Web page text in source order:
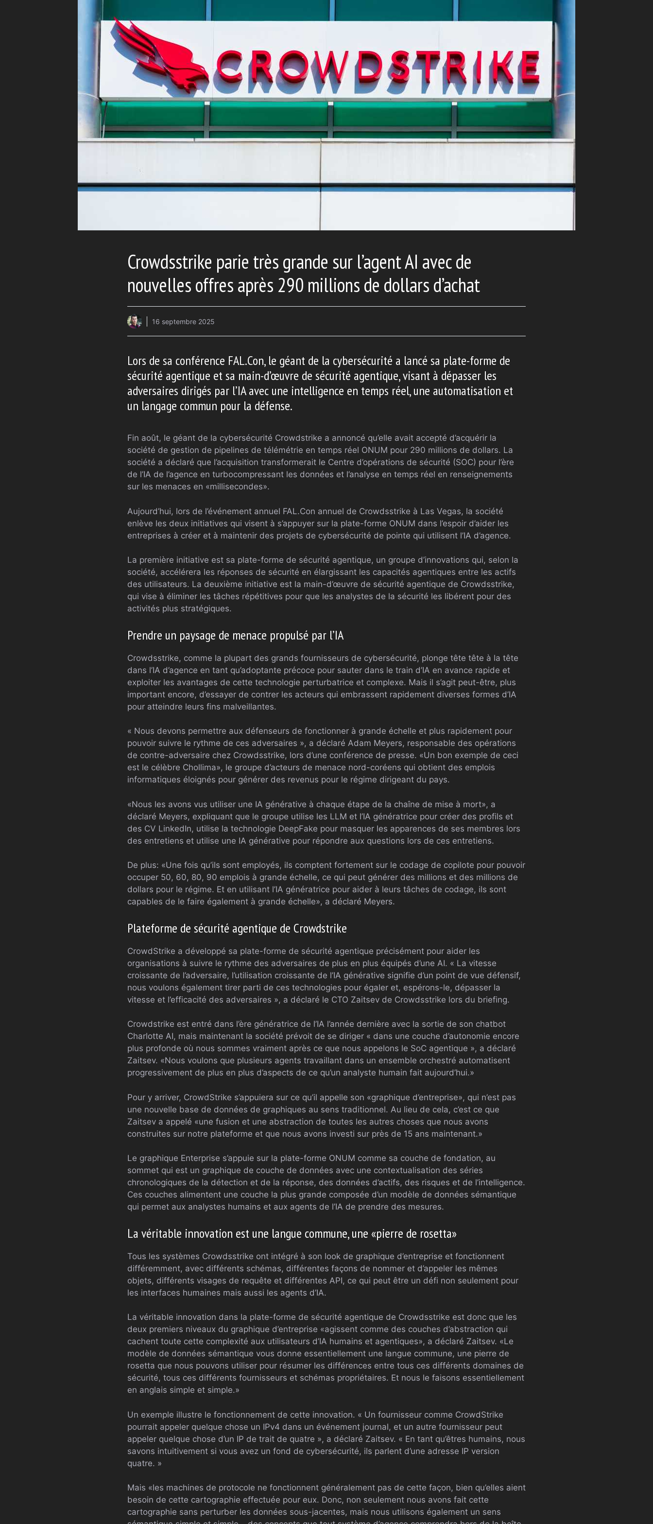
Crowdsstrike parie très grande sur l’agent AI avec de
nouvelles offres après 290 millions de dollars d’achat
16 septembre 2025
Lors de sa conférence FAL.Con, le géant de la cybersécurité a lancé sa plate-forme de
sécurité agentique et sa main-d’œuvre de sécurité agentique, visant à dépasser les
adversaires dirigés par l’IA avec une intelligence en temps réel, une automatisation et
un langage commun pour la défense.
Fin août, le géant de la cybersécurité Crowdstrike a annoncé qu’elle avait accepté d’acquérir la
société de gestion de pipelines de télémétrie en temps réel ONUM pour 290 millions de dollars. La
société a déclaré que l’acquisition transformerait le Centre d’opérations de sécurité (SOC) pour l’ère
de l’IA de l’agence en turbocompressant les données et l’analyse en temps réel en renseignements
sur les menaces en «millisecondes».
Aujourd’hui, lors de l’événement annuel FAL.Con annuel de Crowdsstrike à Las Vegas, la société
enlève les deux initiatives qui visent à s’appuyer sur la plate-forme ONUM dans l’espoir d’aider les
entreprises à créer et à maintenir des projets de cybersécurité de pointe qui utilisent l’IA d’agence.
La première initiative est sa plate-forme de sécurité agentique, un groupe d’innovations qui, selon la
société, accélérera les réponses de sécurité en élargissant les capacités agentiques entre les actifs
des utilisateurs. La deuxième initiative est la main-d’œuvre de sécurité agentique de Crowdsstrike,
qui vise à éliminer les tâches répétitives pour que les analystes de la sécurité les libérent pour des
activités plus stratégiques.
Prendre un paysage de menace propulsé par l’IA
Crowdsstrike, comme la plupart des grands fournisseurs de cybersécurité, plonge tête tête à la tête
dans l’IA d’agence en tant qu’adoptante précoce pour sauter dans le train d’IA en avance rapide et
exploiter les avantages de cette technologie perturbatrice et complexe. Mais il s’agit peut-être, plus
important encore, d’essayer de contrer les acteurs qui embrassent rapidement diverses formes d’IA
pour atteindre leurs fins malveillantes.
« Nous devons permettre aux défenseurs de fonctionner à grande échelle et plus rapidement pour
pouvoir suivre le rythme de ces adversaires », a déclaré Adam Meyers, responsable des opérations
de contre-adversaire chez Crowdsstrike, lors d’une conférence de presse. «Un bon exemple de ceci
est le célèbre Chollima», le groupe d’acteurs de menace nord-coréens qui obtient des emplois
informatiques éloignés pour générer des revenus pour le régime dirigeant du pays.
«Nous les avons vus utiliser une IA générative à chaque étape de la chaîne de mise à mort», a
déclaré Meyers, expliquant que le groupe utilise les LLM et l’IA génératrice pour créer des profils et
des CV LinkedIn, utilise la technologie DeepFake pour masquer les apparences de ses membres lors
des entretiens et utilise une IA générative pour répondre aux questions lors de ces entretiens.
De plus: «Une fois qu’ils sont employés, ils comptent fortement sur le codage de copilote pour pouvoir
occuper 50, 60, 80, 90 emplois à grande échelle, ce qui peut générer des millions et des millions de
dollars pour le régime. Et en utilisant l’IA génératrice pour aider à leurs tâches de codage, ils sont
capables de le faire également à grande échelle», a déclaré Meyers.
Plateforme de sécurité agentique de Crowdstrike
CrowdStrike a développé sa plate-forme de sécurité agentique précisément pour aider les
organisations à suivre le rythme des adversaires de plus en plus équipés d’une AI. « La vitesse
croissante de l’adversaire, l’utilisation croissante de l’IA générative signifie d’un point de vue défensif,
nous voulons également tirer parti de ces technologies pour égaler et, espérons-le, dépasser la
vitesse et l’efficacité des adversaires », a déclaré le CTO Zaitsev de Crowdsstrike lors du briefing.
Crowdstrike est entré dans l’ère génératrice de l’IA l’année dernière avec la sortie de son chatbot
Charlotte AI, mais maintenant la société prévoit de se diriger « dans une couche d’autonomie encore
plus profonde où nous sommes vraiment après ce que nous appelons le SoC agentique », a déclaré
Zaitsev. «Nous voulons que plusieurs agents travaillant dans un ensemble orchestré automatisent
progressivement de plus en plus d’aspects de ce qu’un analyste humain fait aujourd’hui.»
Pour y arriver, CrowdStrike s’appuiera sur ce qu’il appelle son «graphique d’entreprise», qui n’est pas
une nouvelle base de données de graphiques au sens traditionnel. Au lieu de cela, c’est ce que
Zaitsev a appelé «une fusion et une abstraction de toutes les autres choses que nous avons
construites sur notre plateforme et que nous avons investi sur près de 15 ans maintenant.»
Le graphique Enterprise s’appuie sur la plate-forme ONUM comme sa couche de fondation, au
sommet qui est un graphique de couche de données avec une contextualisation des séries
chronologiques de la détection et de la réponse, des données d’actifs, des risques et de l’intelligence.
Ces couches alimentent une couche la plus grande composée d’un modèle de données sémantique
qui permet aux analystes humains et aux agents de l’IA de prendre des mesures.
La véritable innovation est une langue commune, une «pierre de rosetta»
Tous les systèmes Crowdsstrike ont intégré à son look de graphique d’entreprise et fonctionnent
différemment, avec différents schémas, différentes façons de nommer et d’appeler les mêmes
objets, différents visages de requête et différentes API, ce qui peut être un défi non seulement pour
les interfaces humaines mais aussi les agents d’IA.
La véritable innovation dans la plate-forme de sécurité agentique de Crowdsstrike est donc que les
deux premiers niveaux du graphique d’entreprise «agissent comme des couches d’abstraction qui
cachent toute cette complexité aux utilisateurs d’IA humains et agentiques», a déclaré Zaitsev. «Le
modèle de données sémantique vous donne essentiellement une langue commune, une pierre de
rosetta que nous pouvons utiliser pour résumer les différences entre tous ces différents domaines de
sécurité, tous ces différents fournisseurs et schémas propriétaires. Et nous le faisons essentiellement
en anglais simple et simple.»
Un exemple illustre le fonctionnement de cette innovation. « Un fournisseur comme CrowdStrike
pourrait appeler quelque chose un IPv4 dans un événement journal, et un autre fournisseur peut
appeler quelque chose d’un IP de trait de quatre », a déclaré Zaitsev. « En tant qu’êtres humains, nous
savons intuitivement si vous avez un fond de cybersécurité, ils parlent d’une adresse IP version
quatre. »
Mais «les machines de protocole ne fonctionnent généralement pas de cette façon, bien qu’elles aient
besoin de cette cartographie effectuée pour eux. Donc, non seulement nous avons fait cette
cartographie sans perturber les données sous-jacentes, mais nous utilisons également un sens